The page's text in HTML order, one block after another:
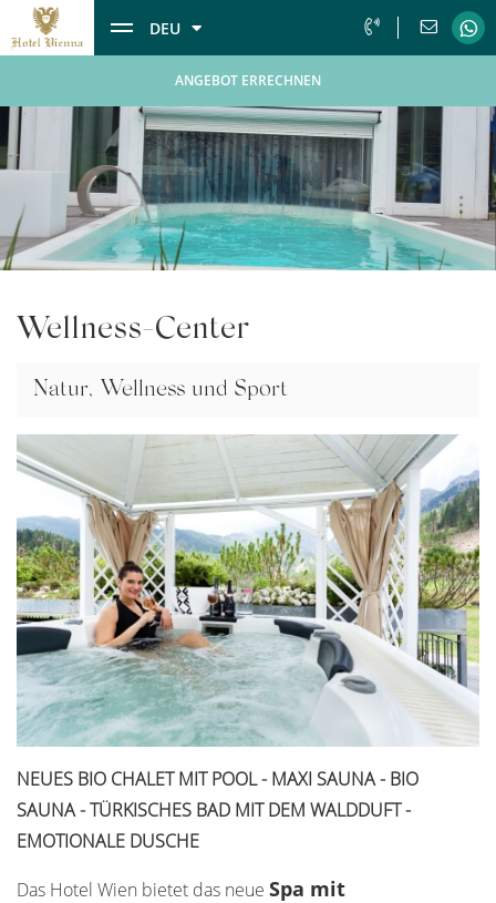
DEU
ANGEBOT ERRECHNEN
Wellness-Center
Natur, Wellness und Sport
NEUES BIO CHALET MIT POOL - MAXI SAUNA - BIO
SAUNA - TÜRKISCHES BAD MIT DEM WALDDUFT -
EMOTIONALE DUSCHE
Das Hotel Wien bietet das neue Spa mit